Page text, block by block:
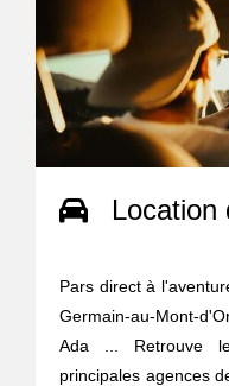
Location
Pars direct à
Germain-au-Mont-
Ada ... Retrouve
principales agences